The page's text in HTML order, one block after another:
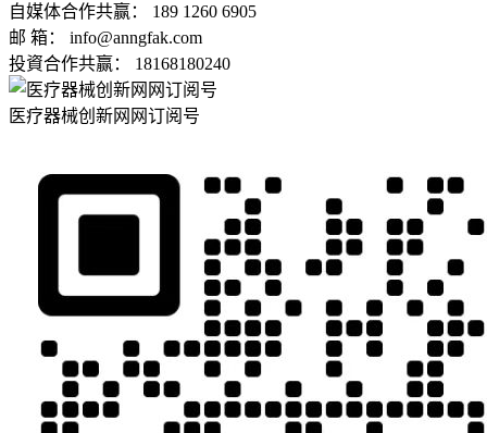
自媒体合作共赢： 189 1260 6905
邮 箱： info@anngfak.com
投資合作共赢： 18168180240
医疗器械创新网网订阅号